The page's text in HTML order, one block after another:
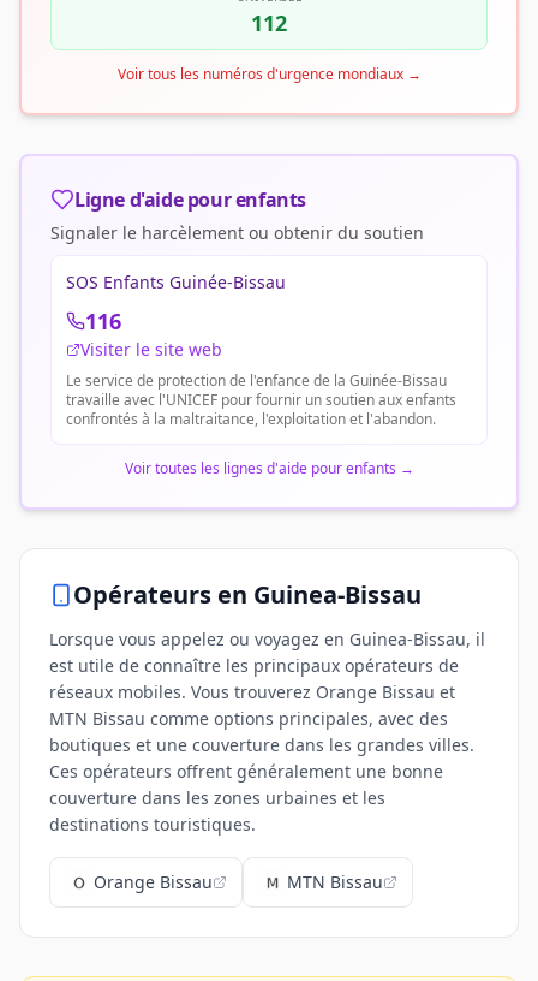
112
Voir tous les numéros d'urgence mondiaux→
Ligne d'aide pour enfants
Signaler le harcèlement ou obtenir du soutien
SOS Enfants Guinée-Bissau
116
Visiter le site web
Le service de protection de l'enfance de la Guinée-Bissau
travaille avec l'UNICEF pour fournir un soutien aux enfants
confrontés à la maltraitance, l'exploitation et l'abandon.
Voir toutes les lignes d'aide pour enfants →
Opérateurs en Guinea-Bissau
Lorsque vous appelez ou voyagez en Guinea-Bissau, il
est utile de connaître les principaux opérateurs de
réseaux mobiles. Vous trouverez Orange Bissau et
MTN Bissau comme options principales, avec des
boutiques et une couverture dans les grandes villes.
Ces opérateurs offrent généralement une bonne
couverture dans les zones urbaines et les
destinations touristiques.
Orange Bissau MTN Bissau